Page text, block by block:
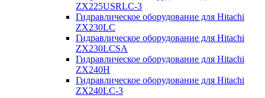
ZX225USRLC-3
Гидравлическое оборудование для Hitachi
ZX230LC
Гидравлическое оборудование для Hitachi
ZX230LCSA
Гидравлическое оборудование для Hitachi
ZX240H
Гидравлическое оборудование для Hitachi
ZX240LC-3